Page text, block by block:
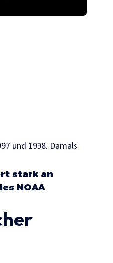
und 1998. Damals
stark an
NOAA